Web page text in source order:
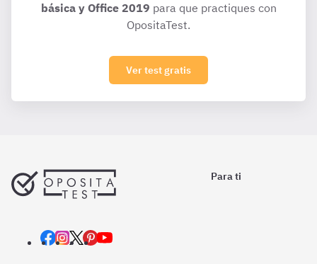
básica y Office 2019 para que practiques con
OpositaTest.
Ver test gratis
Para ti